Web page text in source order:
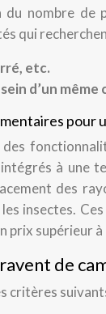
nombre de
qui
etc.
d’un même
pour
à une
des
insectes.
prix supérieur
de